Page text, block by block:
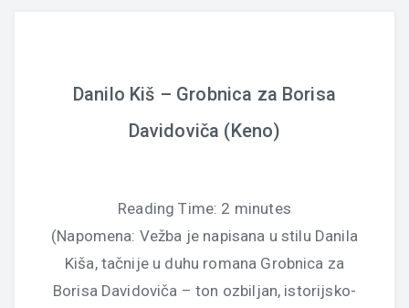
Danilo Kiš – Grobnica za Borisa
Davidoviča (Keno)
Reading Time: 2 minutes
(Napomena: Vežba je napisana u stilu Danila
Kiša, tačnije u duhu romana Grobnica za
Borisa Davidoviča – ton ozbiljan, istorijsko-